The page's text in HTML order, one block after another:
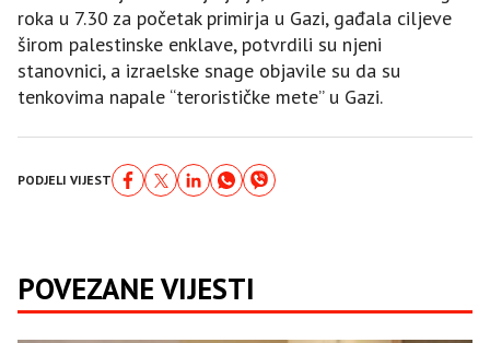
roka u 7.30 za početak primirja u Gazi, gađala ciljeve
širom palestinske enklave, potvrdili su njeni
stanovnici, a izraelske snage objavile su da su
tenkovima napale “terorističke mete” u Gazi.
PODJELI VIJEST
POVEZANE VIJESTI